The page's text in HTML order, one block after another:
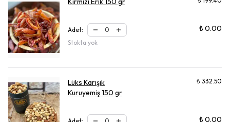
Adet: ₺ 0.00
Stokta yok
Lüks Karışık
Kuruyemiş 150 gr
₺ 332.50
₺ 0.00